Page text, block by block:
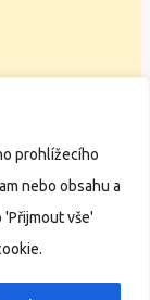
prohlížecího
nebo obsahu a
vše'